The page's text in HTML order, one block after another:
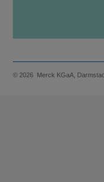
© 2026 Merck KGaA,